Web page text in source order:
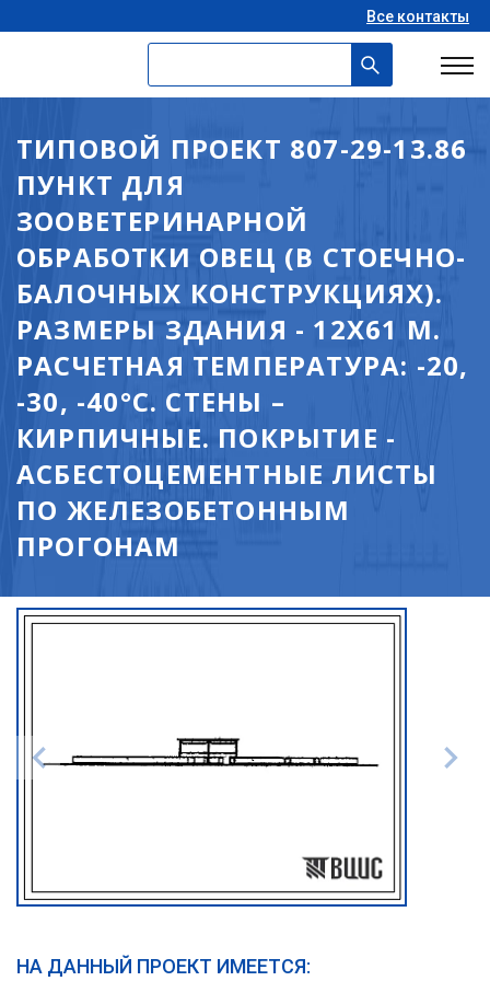
Все контакты
ТИПОВОЙ ПРОЕКТ 807-29-13.86
ПУНКТ ДЛЯ
ЗООВЕТЕРИНАРНОЙ
ОБРАБОТКИ ОВЕЦ (В СТОЕЧНО-
БАЛОЧНЫХ КОНСТРУКЦИЯХ).
РАЗМЕРЫ ЗДАНИЯ - 12X61 М.
РАСЧЕТНАЯ ТЕМПЕРАТУРА: -20,
-30, -40°С. СТЕНЫ –
КИРПИЧНЫЕ. ПОКРЫТИЕ -
АСБЕСТОЦЕМЕНТНЫЕ ЛИСТЫ
ПО ЖЕЛЕЗОБЕТОННЫМ
ПРОГОНАМ
НА ДАННЫЙ ПРОЕКТ ИМЕЕТСЯ: